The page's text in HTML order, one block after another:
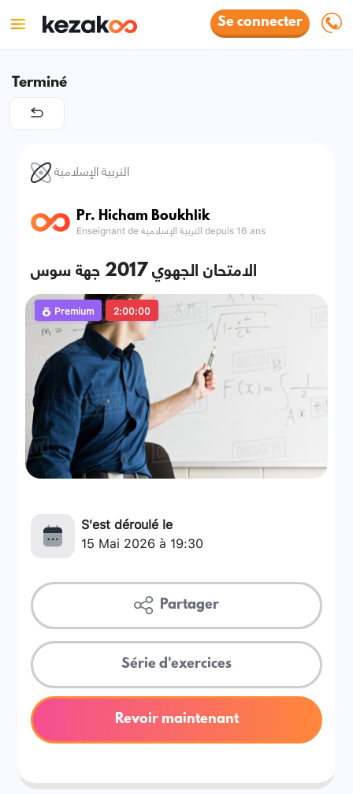
Se connecter
Terminé
التربية الإسلامية
Pr. Hicham Boukhlik
Enseignant de التربية الإسلامية depuis 16 ans
الامتحان الجهوي 2017 جهة سوس
Premium 2:00:00
S'est déroulé le
15 Mai 2026 à 19:30
Partager
Série d'exercices
Revoir maintenant